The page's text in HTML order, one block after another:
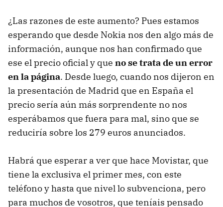
¿Las razones de este aumento? Pues estamos
esperando que desde Nokia nos den algo más de
información, aunque nos han confirmado que
ese el precio oficial y que no se trata de un error
en la página. Desde luego, cuando nos dijeron en
la presentación de Madrid que en España el
precio sería aún más sorprendente no nos
esperábamos que fuera para mal, sino que se
reduciría sobre los 279 euros anunciados.
Habrá que esperar a ver que hace Movistar, que
tiene la exclusiva el primer mes, con este
teléfono y hasta que nivel lo subvenciona, pero
para muchos de vosotros, que teníais pensado